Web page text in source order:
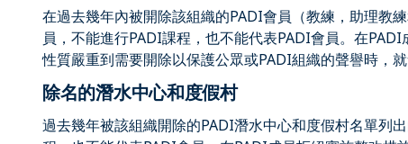
在過去幾年內被開除該組織的PADI會員（教練，助理教
員，不能進行PADI課程，也不能代表PADI會員。在
性質嚴重到需要開除以保護公眾或PADI組織的聲譽時，就
除名的潛水中心和度假村
過去幾年被該組織開除的PADI潛水中心和度假村名單列